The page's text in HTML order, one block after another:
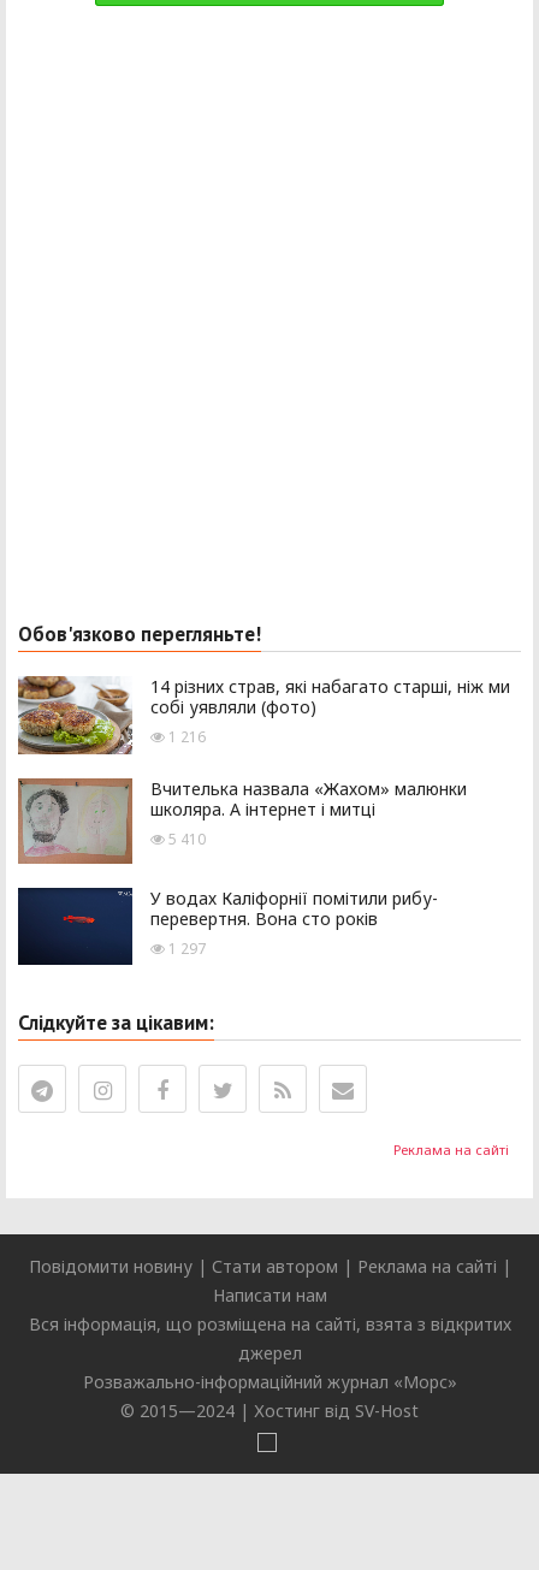
Реклама на сайті
Обов'язково перегляньте!
14 різних страв, які набагато старші, ніж ми
собі уявляли (фото)
1 216
Вчителька назвала «Жахом» малюнки
школяра. А інтернет і митці
5 410
У водах Каліфорнії помітили рибу-
перевертня. Вона сто років
1 297
Слідкуйте за цікавим:
Повідомити новину| Стати автором | Реклама на сайті |
Написати нам
Вся інформація, що розміщена на сайті, взята з відкритих
джерел
Розважально-інформаційний журнал «Морс»
© 2015—2024 | Хостинг від SV-Host